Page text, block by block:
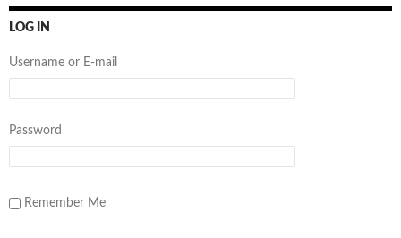
LOG IN
Username or E-mail
Password
Remember Me